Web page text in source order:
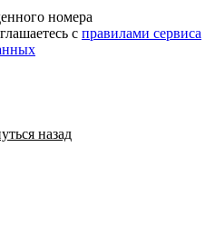
номера
с правилами сервиса
назад